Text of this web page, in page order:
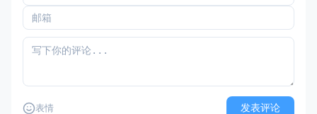
表情 发表评论